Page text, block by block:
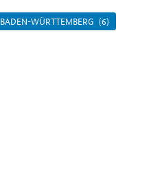
BADEN-WÜRTTEMBERG (6)